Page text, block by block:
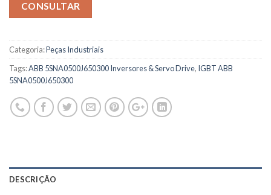
CONSULTAR
Categoria:Peças Industriais
Tags:ABB 5SNA0500J650300 Inversores & Servo Drive, IGBT ABB
5SNA0500J650300
DESCRIÇÃO